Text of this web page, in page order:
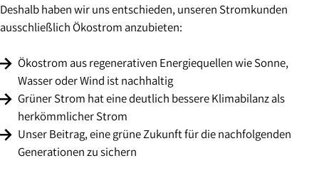
Deshalb haben wir uns entschieden, unseren Stromkunden
ausschließlich Ökostrom anzubieten:
Ökostrom aus regenerativen Energiequellen wie Sonne,
Wasser oder Wind ist nachhaltig
Grüner Strom hat eine deutlich bessere Klimabilanz als
herkömmlicher Strom
Unser Beitrag, eine grüne Zukunft für die nachfolgenden
Generationen zu sichern